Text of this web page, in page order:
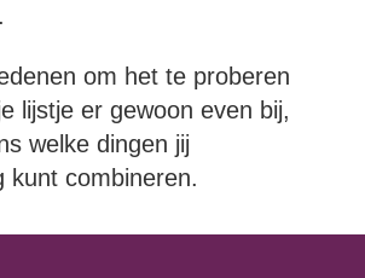
om het te proberen
lijstje er gewoon even bij,
welke dingen jij
kunt combineren.